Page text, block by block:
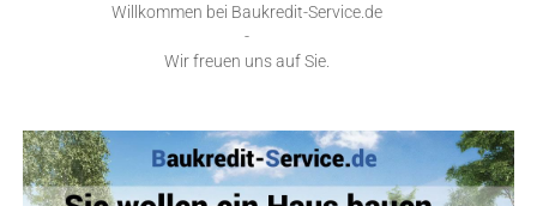
Willkommen bei Baukredit-Service.de
-
Wir freuen uns auf Sie.